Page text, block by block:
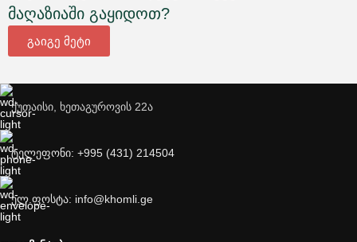
მაღაზიაში გაყიდოთ?
გაიგე მეტი
ქუთაისი, ხეთაგუროვის 22ა
ტელეფონი: +995 (431) 214504
ელ.ფოსტა: info@khomli.ge